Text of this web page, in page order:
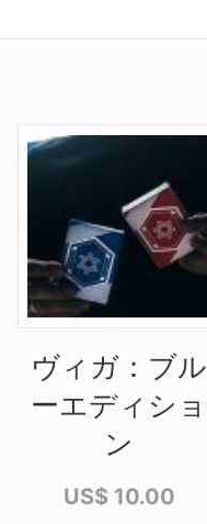
ヴィガ：ブル
ーエディショ
ン
US$ 10.00